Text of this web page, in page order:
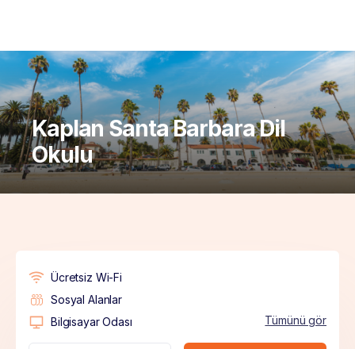
Kaplan Santa Barbara Dil
Okulu
Ücretsiz Wi-Fi
Sosyal Alanlar
Bilgisayar Odası
Tümünü gör